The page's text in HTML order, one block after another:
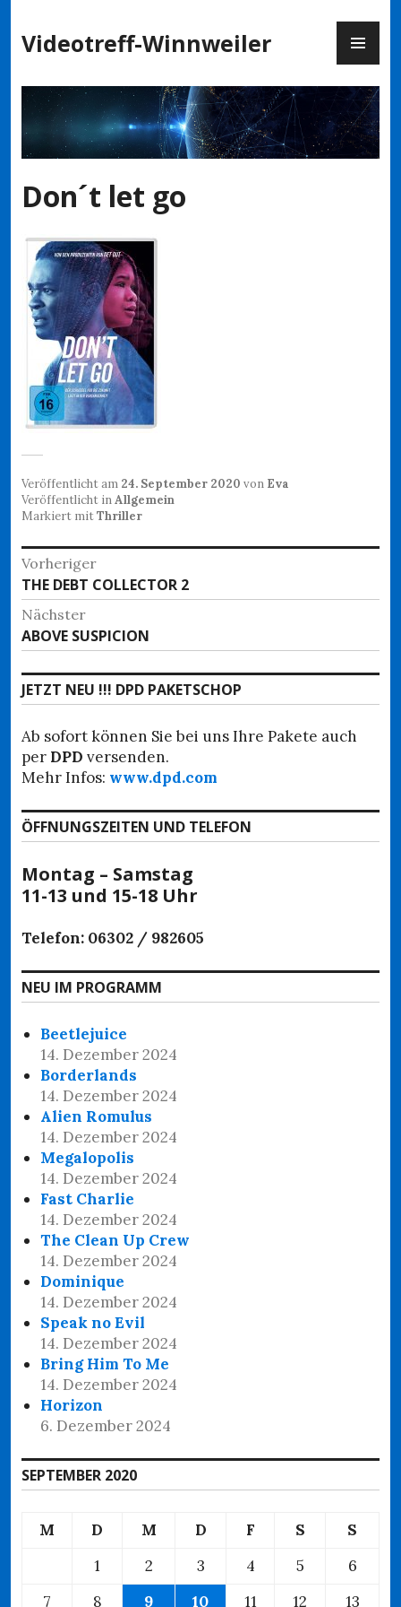
Inhalt
springen
Videotreff-Winnweiler
Don´t let go
Veröffentlicht am 24. September 2020 von Eva
Veröffentlicht inAllgemein
Markiert mitThriller
Beitragsnavigation
Vorheriger
Vorheriger
Beitrag:
THE DEBT COLLECTOR 2
Nächster
Nächster
Beitrag:
ABOVE SUSPICION
JETZT NEU !!! DPD PAKETSCHOP
Ab sofort können Sie bei uns Ihre Pakete auch
per DPD versenden.
Mehr Infos: www.dpd.com
ÖFFNUNGSZEITEN UND TELEFON
Montag – Samstag
11-13 und 15-18 Uhr
Telefon: 06302 / 982605
NEU IM PROGRAMM
Beetlejuice
14. Dezember 2024
Borderlands
14. Dezember 2024
Alien Romulus
14. Dezember 2024
Megalopolis
14. Dezember 2024
Fast Charlie
14. Dezember 2024
The Clean Up Crew
14. Dezember 2024
Dominique
14. Dezember 2024
Speak no Evil
14. Dezember 2024
Bring Him To Me
14. Dezember 2024
Horizon
6. Dezember 2024
SEPTEMBER 2020
M D M D F S
S
1
2 3 4 5
6
7
8 9 10 11 12 13